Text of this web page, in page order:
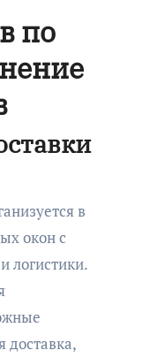
по
в
окон с
логистики.
доставка,